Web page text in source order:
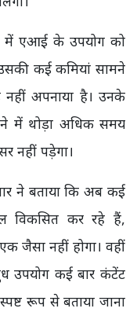
में एआई के उपयोग को
उसकी कई कमियां सामने
अपनाया है। उनके
में थोड़ा अधिक समय
नहीं पड़ेगा।
ने बताया कि अब कई
विकसित कर रहे हैं,
जैसा नहीं होगा। वहीं
कई बार कंटेंट
रूप से बताया जाना